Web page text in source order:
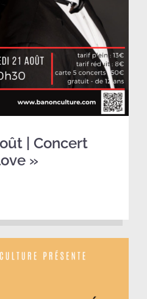
| Concert
»